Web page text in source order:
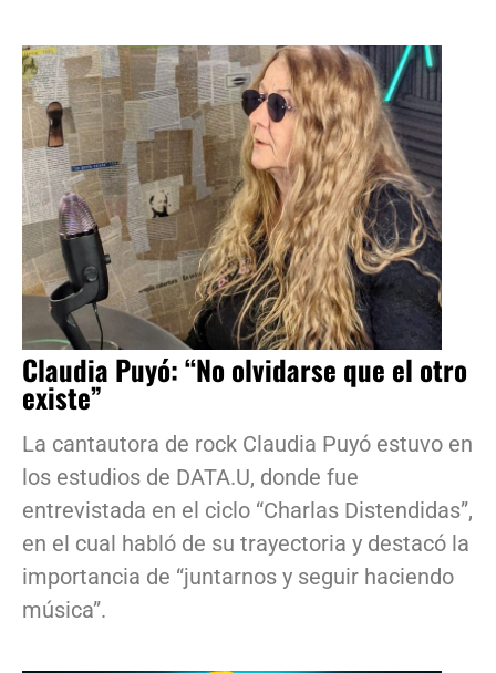
Claudia Puyó: “No olvidarse que el otro
existe”
La cantautora de rock Claudia Puyó estuvo en
los estudios de DATA.U, donde fue
entrevistada en el ciclo “Charlas Distendidas”,
en el cual habló de su trayectoria y destacó la
importancia de “juntarnos y seguir haciendo
música”.